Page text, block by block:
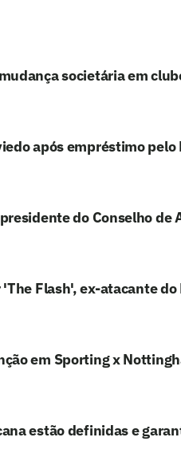
societária em
após empréstimo pelo
do Conselho de
Flash', ex-atacante
em Sporting x
estão definidas e